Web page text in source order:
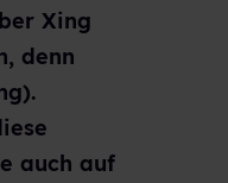
Xing
denn
auch auf